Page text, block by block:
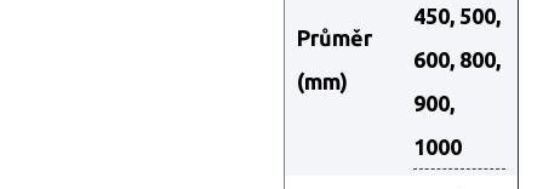
Průměr
(mm)
450, 500,
600, 800,
900,
1000